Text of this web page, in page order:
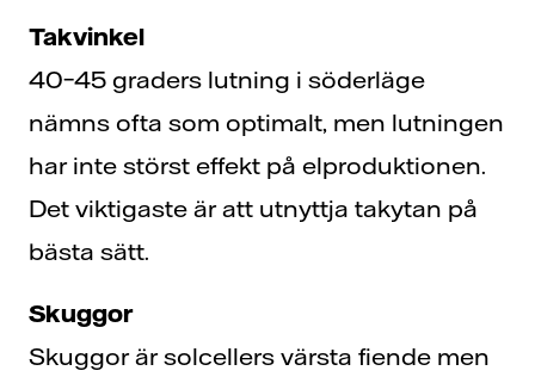
Takvinkel
40–45 graders lutning i söderläge
nämns ofta som optimalt, men lutningen
har inte störst effekt på elproduktionen.
Det viktigaste är att utnyttja takytan på
bästa sätt.
Skuggor
Skuggor är solcellers värsta fiende men